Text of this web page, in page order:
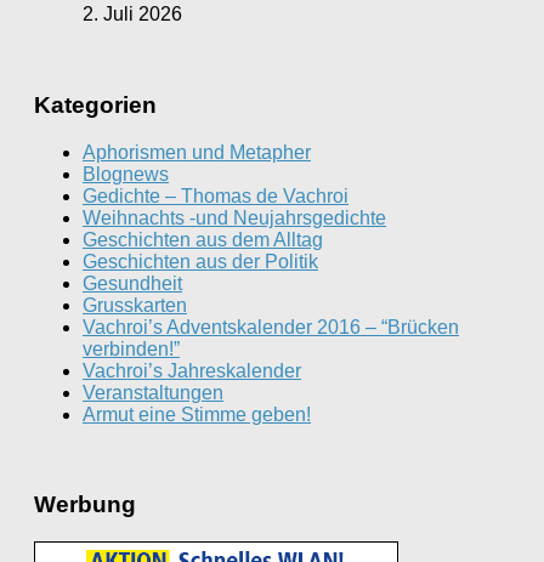
2. Juli 2026
Kategorien
Aphorismen und Metapher
Blognews
Gedichte – Thomas de Vachroi
Weihnachts -und Neujahrsgedichte
Geschichten aus dem Alltag
Geschichten aus der Politik
Gesundheit
Grusskarten
Vachroi’s Adventskalender 2016 – “Brücken
verbinden!”
Vachroi’s Jahreskalender
Veranstaltungen
Armut eine Stimme geben!
Werbung